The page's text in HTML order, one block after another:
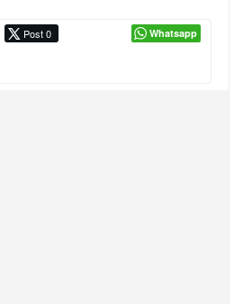
Post 0 Whatsapp